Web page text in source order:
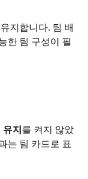
지합니다. 팀 배
한 팀 구성이 필
지 를 켜지 않았
는 팀 카드로 표